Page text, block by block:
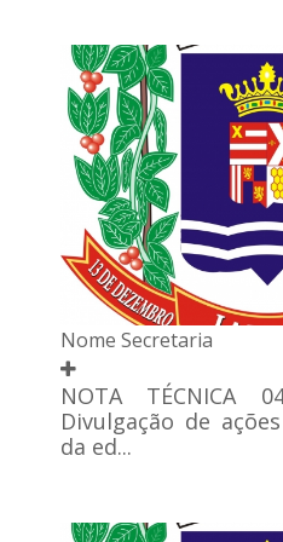
Nome Secretaria
NOTA TÉCNICA
Divulgação de
da ed...